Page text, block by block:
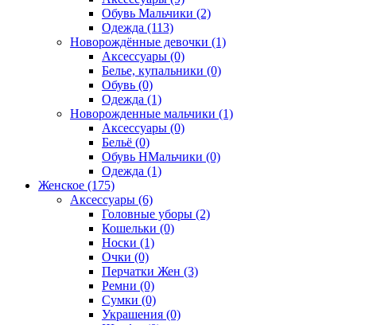
Обувь Мальчики (2)
Одежда (113)
Новорождённые девочки (1)
Аксессуары (0)
Белье, купальники (0)
Обувь (0)
Одежда (1)
Новорожденные мальчики (1)
Аксессуары (0)
Бельё (0)
Обувь НМальчики (0)
Одежда (1)
Женское (175)
Аксессуары (6)
Головные уборы (2)
Кошельки (0)
Носки (1)
Очки (0)
Перчатки Жен (3)
Ремни (0)
Сумки (0)
Украшения (0)